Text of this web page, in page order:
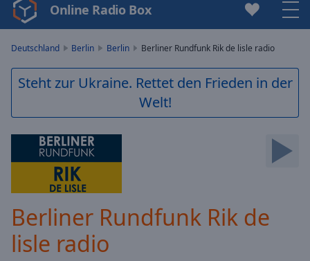
Video
Player
Play
Video
Skip
Duration
Loaded :
Online Radio Box
Deutschland Berlin Berlin Berliner Rundfunk Rik de lisle radio
Steht zur Ukraine. Rettet den Frieden in der
Welt!
Berliner Rundfunk Rik de
lisle radio